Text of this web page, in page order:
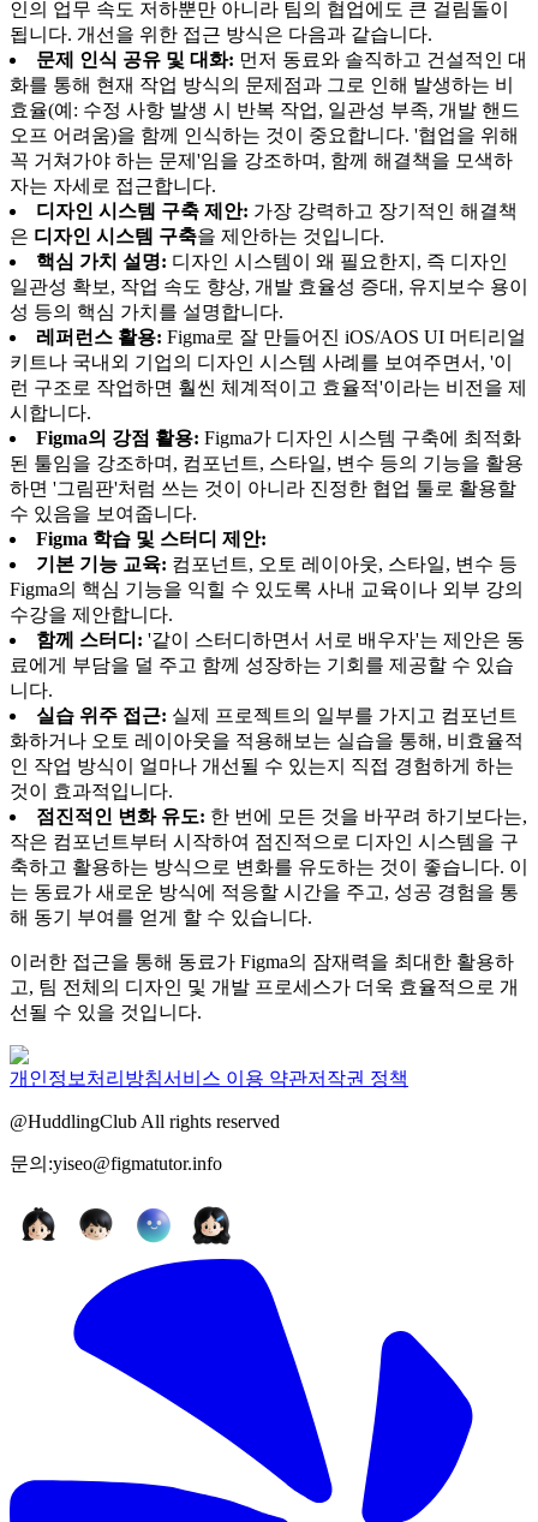
인의 업무 속도 저하뿐만 아니라 팀의 협업에도 큰 걸림돌이
됩니다. 개선을 위한 접근 방식은 다음과 같습니다.
문제 인식 공유 및 대화: 먼저 동료와 솔직하고 건설적인 대
화를 통해 현재 작업 방식의 문제점과 그로 인해 발생하는 비
효율(예: 수정 사항 발생 시 반복 작업, 일관성 부족, 개발 핸드
오프 어려움)을 함께 인식하는 것이 중요합니다. '협업을 위해
꼭 거쳐가야 하는 문제'임을 강조하며, 함께 해결책을 모색하
자는 자세로 접근합니다.
디자인 시스템 구축 제안: 가장 강력하고 장기적인 해결책
은 디자인 시스템 구축을 제안하는 것입니다.
핵심 가치 설명: 디자인 시스템이 왜 필요한지, 즉 디자인
일관성 확보, 작업 속도 향상, 개발 효율성 증대, 유지보수 용이
성 등의 핵심 가치를 설명합니다.
레퍼런스 활용: Figma로 잘 만들어진 iOS/AOS UI 머티리얼
키트나 국내외 기업의 디자인 시스템 사례를 보여주면서, '이
런 구조로 작업하면 훨씬 체계적이고 효율적'이라는 비전을 제
시합니다.
Figma의 강점 활용: Figma가 디자인 시스템 구축에 최적화
된 툴임을 강조하며, 컴포넌트, 스타일, 변수 등의 기능을 활용
하면 '그림판'처럼 쓰는 것이 아니라 진정한 협업 툴로 활용할
수 있음을 보여줍니다.
Figma 학습 및 스터디 제안:
기본 기능 교육: 컴포넌트, 오토 레이아웃, 스타일, 변수 등
Figma의 핵심 기능을 익힐 수 있도록 사내 교육이나 외부 강의
수강을 제안합니다.
함께 스터디: '같이 스터디하면서 서로 배우자'는 제안은 동
료에게 부담을 덜 주고 함께 성장하는 기회를 제공할 수 있습
니다.
실습 위주 접근: 실제 프로젝트의 일부를 가지고 컴포넌트
화하거나 오토 레이아웃을 적용해보는 실습을 통해, 비효율적
인 작업 방식이 얼마나 개선될 수 있는지 직접 경험하게 하는
것이 효과적입니다.
점진적인 변화 유도: 한 번에 모든 것을 바꾸려 하기보다는,
작은 컴포넌트부터 시작하여 점진적으로 디자인 시스템을 구
축하고 활용하는 방식으로 변화를 유도하는 것이 좋습니다. 이
는 동료가 새로운 방식에 적응할 시간을 주고, 성공 경험을 통
해 동기 부여를 얻게 할 수 있습니다.
이러한 접근을 통해 동료가 Figma의 잠재력을 최대한 활용하
고, 팀 전체의 디자인 및 개발 프로세스가 더욱 효율적으로 개
선될 수 있을 것입니다.
개인정보처리방침서비스 이용 약관저작권 정책
@HuddlingClub All rights reserved
문의:yiseo@figmatutor.info